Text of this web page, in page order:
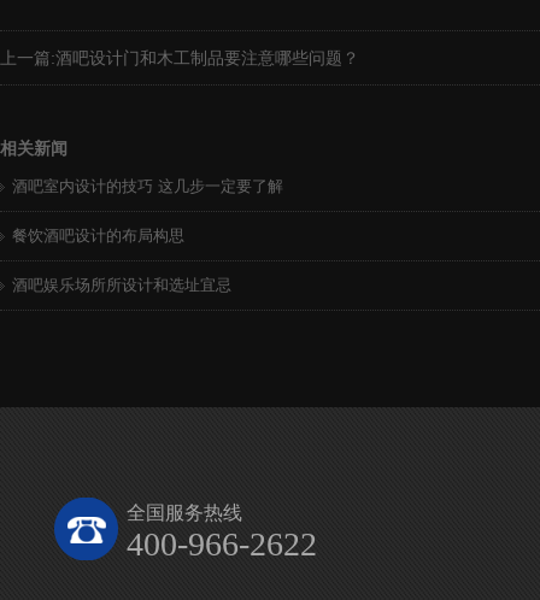
上一篇:酒吧设计门和木工制品要注意哪些问题？
相关新闻
酒吧室内设计的技巧 这几步一定要了解
餐饮酒吧设计的布局构思
酒吧娱乐场所所设计和选址宜忌
全国服务热线
400-966-2622